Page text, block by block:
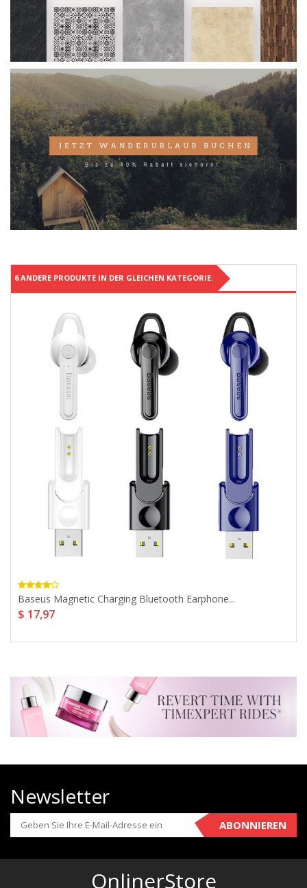
6 ANDERE PRODUKTE IN DER GLEICHEN KATEGORIE:
Baseus Magnetic Charging Bluetooth Earphone...
$ 17,97
Newsletter
ABONNIEREN
OnlinerStore